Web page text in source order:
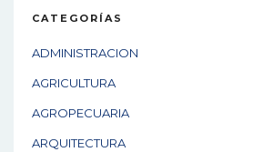
CATEGORÍAS
ADMINISTRACION
AGRICULTURA
AGROPECUARIA
ARQUITECTURA